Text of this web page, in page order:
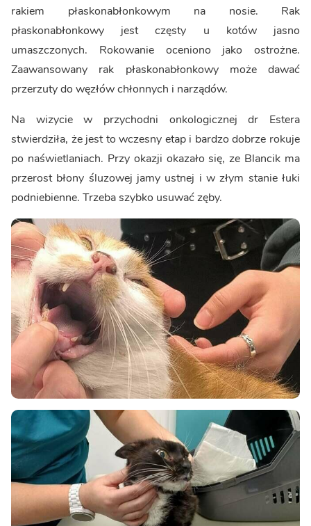
rakiem płaskonabłonkowym na nosie. Rak
płaskonabłonkowy jest częsty u kotów jasno
umaszczonych. Rokowanie oceniono jako ostrożne.
Zaawansowany rak płaskonabłonkowy może dawać
przerzuty do węzłów chłonnych i narządów.
Na wizycie w przychodni onkologicznej dr Estera
stwierdziła, że jest to wczesny etap i bardzo dobrze rokuje
po naświetlaniach. Przy okazji okazało się, ze Blancik ma
przerost błony śluzowej jamy ustnej i w złym stanie łuki
podniebienne. Trzeba szybko usuwać zęby.